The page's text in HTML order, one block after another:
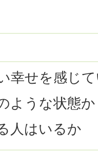
幸せを感じ
ような状態か
る人はいる